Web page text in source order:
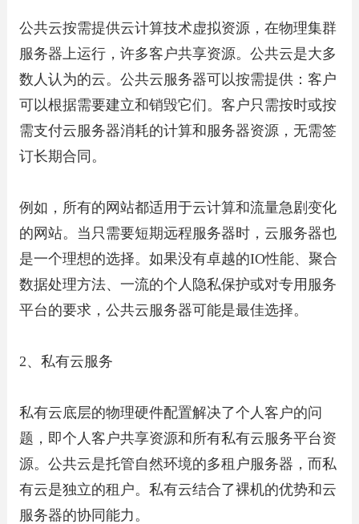
公共云按需提供云计算技术虚拟资源，在物理集群
服务器上运行，许多客户共享资源。公共云是大多
数人认为的云。公共云服务器可以按需提供：客户
可以根据需要建立和销毁它们。客户只需按时或按
需支付云服务器消耗的计算和服务器资源，无需签
订长期合同。
例如，所有的网站都适用于云计算和流量急剧变化
的网站。当只需要短期远程服务器时，云服务器也
是一个理想的选择。如果没有卓越的IO性能、聚合
数据处理方法、一流的个人隐私保护或对专用服务
平台的要求，公共云服务器可能是最佳选择。
2、私有云服务
私有云底层的物理硬件配置解决了个人客户的问
题，即个人客户共享资源和所有私有云服务平台资
源。公共云是托管自然环境的多租户服务器，而私
有云是独立的租户。私有云结合了裸机的优势和云
服务器的协同能力。